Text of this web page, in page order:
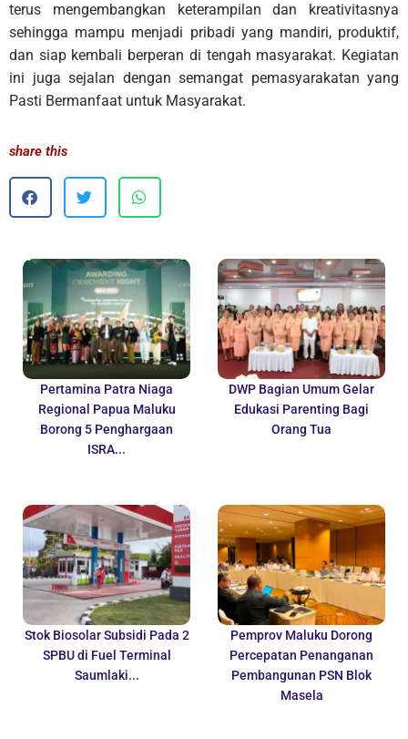
terus mengembangkan keterampilan dan kreativitasnya
sehingga mampu menjadi pribadi yang mandiri, produktif,
dan siap kembali berperan di tengah masyarakat. Kegiatan
ini juga sejalan dengan semangat pemasyarakatan yang
Pasti Bermanfaat untuk Masyarakat.
share this
Pertamina Patra Niaga
Regional Papua Maluku
Borong 5 Penghargaan
ISRA...
DWP Bagian Umum Gelar
Edukasi Parenting Bagi
Orang Tua
Stok Biosolar Subsidi Pada 2
SPBU di Fuel Terminal
Saumlaki...
Pemprov Maluku Dorong
Percepatan Penanganan
Pembangunan PSN Blok
Masela